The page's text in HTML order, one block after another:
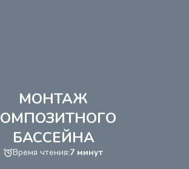
МОНТАЖ
БАССЕЙНА
Время чтения:7 минут